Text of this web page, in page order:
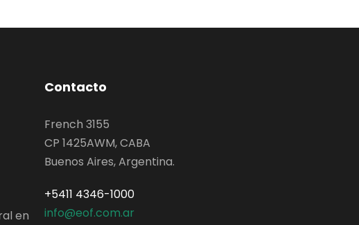
en
Contacto
French 3155
CP 1425AWM, CABA
Buenos Aires, Argentina.
+5411 4346-1000
info@eof.com.ar